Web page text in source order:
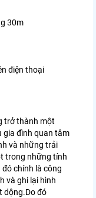
30m
điện thoại
trở thành một
gia đình quan tâm
và những trải
trong những tính
chính là công
và ghi lại hình
dộng.Do đó